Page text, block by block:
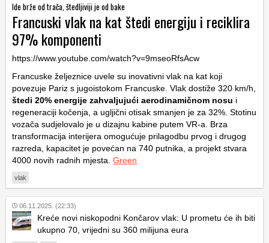
Ide brže od trača, štedljiviji je od bake
Francuski vlak na kat štedi energiju i reciklira
97% komponenti
https://www.youtube.com/watch?v=9mseoRfsAcw
Francuske željeznice uvele su inovativni vlak na kat koji
povezuje Pariz s jugoistokom Francuske. Vlak dostiže 320 km/h,
štedi 20% energije zahvaljujući aerodinamičnom nosu i
regeneraciji kočenja, a ugljični otisak smanjen je za 32%. Stotinu
vozača sudjelovalo je u dizajnu kabine putem VR-a. Brza
transformacija interijera omogućuje prilagodbu prvog i drugog
razreda, kapacitet je povećan na 740 putnika, a projekt stvara
4000 novih radnih mjesta. Green
vlak
06.11.2025. (22:33)
Kreće novi niskopodni Končarov vlak: U prometu će ih biti
ukupno 70, vrijedni su 360 milijuna eura